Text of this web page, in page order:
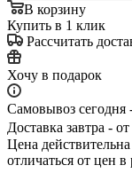
В корзину
Купить в 1 клик
Рассчитать
Хочу в подарок
Самовывоз сегодня
Доставка завтра -
Цена
отличаться от цен